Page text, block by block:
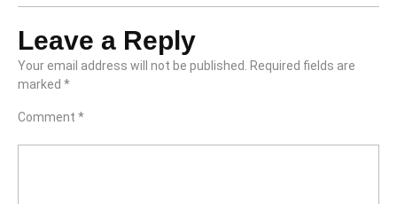
Leave a Reply
Your email address will not be published.
Required fields are
marked *
Comment *